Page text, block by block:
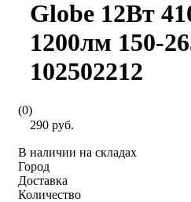
Globe 12Вт
1200лм 150-
102502212
(0)
290 руб.
В наличии на складах
Город
Доставка
Количество